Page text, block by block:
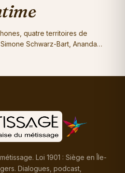
quatre territoires de
Schwarz-Bart, Ananda
Loi 1901 : Siège en Île-
Dialogues, podcast,